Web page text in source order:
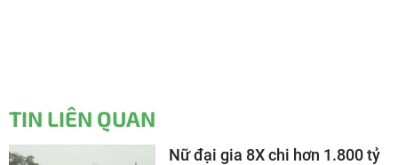
TIN LIÊN QUAN
Nữ đại gia 8X chi hơn 1.800 tỷ